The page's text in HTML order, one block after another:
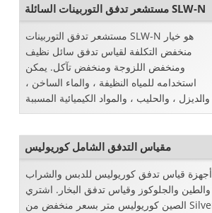
مستشعر تدفق التوربينات السائلة SLW-N
مستشعر تدفق التوربينات SLW-N هو خيار
منخفض التكلفة لقياس تدفق سائل نظيف
ومنخفض اللزوجة ومنخفض تآكل. يمكن
استخدامه للمياه النظيفة ، والماء الساخن ،
والديزل ، والحليب ، والمواد الكيميائية المسببة
للإدمان. إنه كي ...
مقياس التدفق الشامل كوريوليس
أجهزة قياس تدفق كوريوليس للدبس والشراب
والطين والجلوكوز وقياس تدفق البخار. اشتري
الصين كوريوليس متر بسعر منخفض من Silver